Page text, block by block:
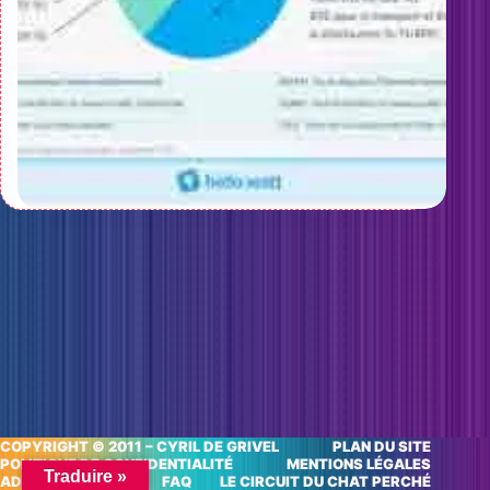
COPYRIGHT © 2011 – CYRIL DE GRIVEL
PLAN DU SITE
POLITIQUE DE CONFIDENTIALITÉ
MENTIONS LÉGALES
ADRESSES UTILES
FAQ LE CIRCUIT DU CHAT PERCHÉ
Traduire »